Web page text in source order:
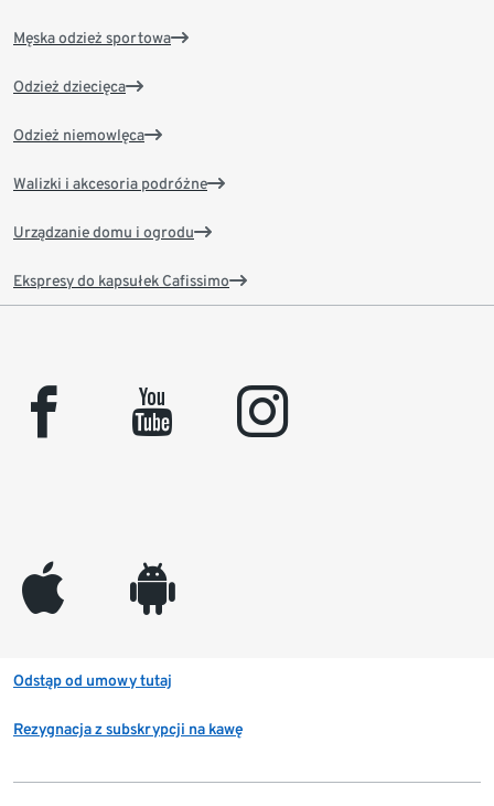
Męska odzież sportowa
Odzież dziecięca
Odzież niemowlęca
Walizki i akcesoria podróżne
Urządzanie domu i ogrodu
Ekspresy do kapsułek Cafissimo
facebook youtube instagram
appleinc android
Odstąp od umowy tutaj
Rezygnacja z subskrypcji na kawę